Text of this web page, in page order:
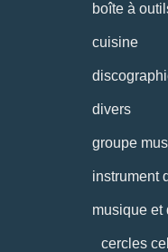
boîte à
cuisine
divers
groupe
instrument
musique et
cercles